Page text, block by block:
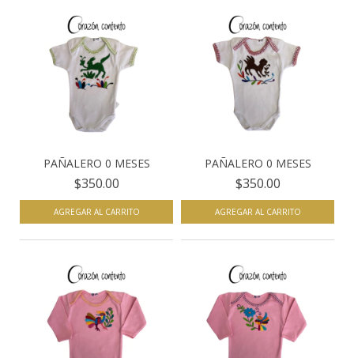
PAÑALERO 0 MESES
$350.00
AGREGAR AL CARRITO
PAÑALERO 0 MESES
$350.00
AGREGAR AL CARRITO